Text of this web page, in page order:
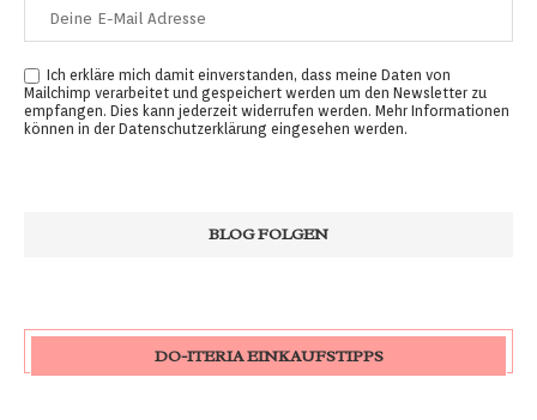
Ich erkläre mich damit einverstanden, dass meine Daten von
Mailchimp verarbeitet und gespeichert werden um den Newsletter zu
empfangen. Dies kann jederzeit widerrufen werden. Mehr Informationen
können in der Datenschutzerklärung eingesehen werden.
DO-ITERIA EINKAUFSTIPPS